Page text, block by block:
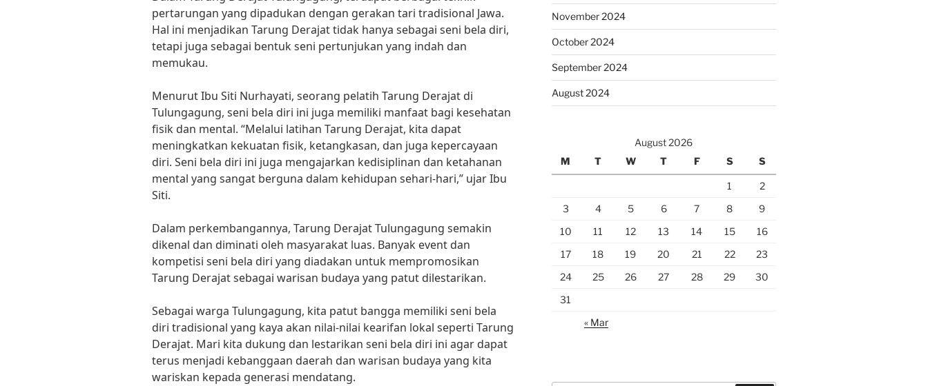
pertarungan yang dipadukan dengan gerakan tari tradisional Jawa.
Hal ini menjadikan Tarung Derajat tidak hanya sebagai seni bela diri,
tetapi juga sebagai bentuk seni pertunjukan yang indah dan
memukau.
Menurut Ibu Siti Nurhayati, seorang pelatih Tarung Derajat di
Tulungagung, seni bela diri ini juga memiliki manfaat bagi kesehatan
fisik dan mental. “Melalui latihan Tarung Derajat, kita dapat
meningkatkan kekuatan fisik, ketangkasan, dan juga kepercayaan
diri. Seni bela diri ini juga mengajarkan kedisiplinan dan ketahanan
mental yang sangat berguna dalam kehidupan sehari-hari,” ujar Ibu
Siti.
Dalam perkembangannya, Tarung Derajat Tulungagung semakin
dikenal dan diminati oleh masyarakat luas. Banyak event dan
kompetisi seni bela diri yang diadakan untuk mempromosikan
Tarung Derajat sebagai warisan budaya yang patut dilestarikan.
Sebagai warga Tulungagung, kita patut bangga memiliki seni bela
diri tradisional yang kaya akan nilai-nilai kearifan lokal seperti Tarung
Derajat. Mari kita dukung dan lestarikan seni bela diri ini agar dapat
terus menjadi kebanggaan daerah dan warisan budaya yang kita
wariskan kepada generasi mendatang.
November 2024
October 2024
September 2024
August 2024
August 2026
M
T W T F S S
1
2
3
4 5 6 7 8
9
10
11 12 13 14 15
16
17
18 19 20 21 22
23
24
25 26 27 28 29
30
31
« Mar